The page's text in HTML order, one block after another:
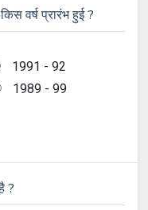
वर्ष प्रारंभ हुई ?
1991 - 92
1989 - 99
?